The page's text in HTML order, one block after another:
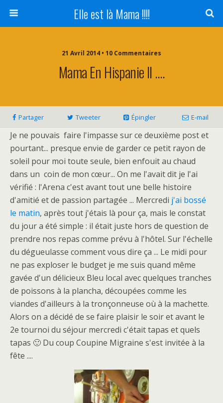
Elle est là Mama !!!!
21 Avril 2014 • 10 Commentaires
Mama En Hispanie II ….
Partager Tweeter Épingler E-mail
Je ne pouvais faire l'impasse sur ce deuxième post et
pourtant... presque envie de garder ce petit rayon de
soleil pour moi toute seule, bien enfouit au chaud
dans un coin de mon cœur... On me l'avait dit je l'ai
vérifié : l'Arena c'est avant tout une belle histoire
d'amitié et de passion partagée ... Mercredi j'ai bossé
le matin, après tout j'étais là pour ça, mais le constat
du jour a été simple : il était juste hors de question de
prendre nos repas comme prévu à l'hôtel. Sur l'échelle
du dégueulasse comment vous dire ça ... Le midi pour
ne pas exploser le budget je me suis quand même
gavée d'un délicieux Bleu local avec quelques tranches
de poissons à la plancha, découpées comme les
viandes d'ailleurs à la tronçonneuse où à la machette.
Alors on a décidé de se faire plaisir le soir et avant le
2e tournoi du séjour mercredi c'était tapas et quels
tapas 🙂 Du coup Coupine Migraine s'est invitée à la
fête ....